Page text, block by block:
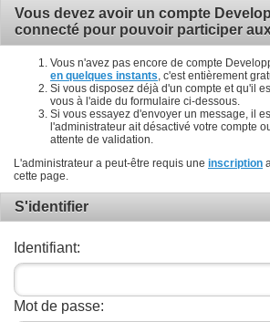
Vous devez avoir un compte
connecté pour pouvoir participer
Vous n'avez pas encore de compte
en quelques instants , c'est entièrement
Si vous disposez déjà d'un compte et qu'il
vous à l'aide du formulaire ci-dessous.
Si vous essayez d'envoyer un message, il
l'administrateur ait désactivé votre compte
attente de validation.
L'administrateur a peut-être requis une inscription
cette page.
S'identifier
Identifiant:
Mot de passe: